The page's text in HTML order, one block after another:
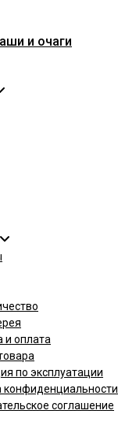
и очаги
и оплата
по эксплуатации
конфиденциальности
соглашение